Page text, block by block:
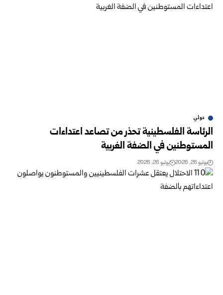
دولي
الرئاسة الفلسطينية تحذر من تصاعد اعتداءات
المستوطنين في الضفة ‏الغربية
يوليو 26, 2026 يوليو 26, 2026